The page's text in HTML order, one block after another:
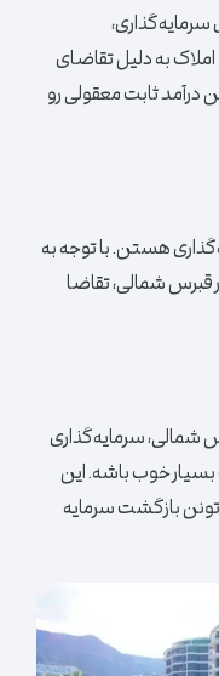
سرمایه‌گذاری،
به دلیل تقاضای
درآمد ثابت معقولی رو
هستن. با توجه به
شمالی، تقاضا
سرمایه‌گذاری
بسیار خوب باشه. این
بازگشت سرمایه